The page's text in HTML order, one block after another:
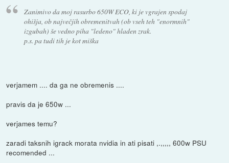
Zanimivo da moj rasurbo 650W ECO, ki je vgrajen spodaj
ohišja, ob največjih obremenitvah (ob vseh teh "enormnih"
izgubah) še vedno piha "ledeno" hladen zrak.
p.s. pa tudi tih je kot miška
verjamem .... da ga ne obremenis ....
pravis da je 650w ...
verjames temu?
zaradi taksnih igrack morata nvidia in ati pisati ,.,,,,, 600w PSU
recomended ...